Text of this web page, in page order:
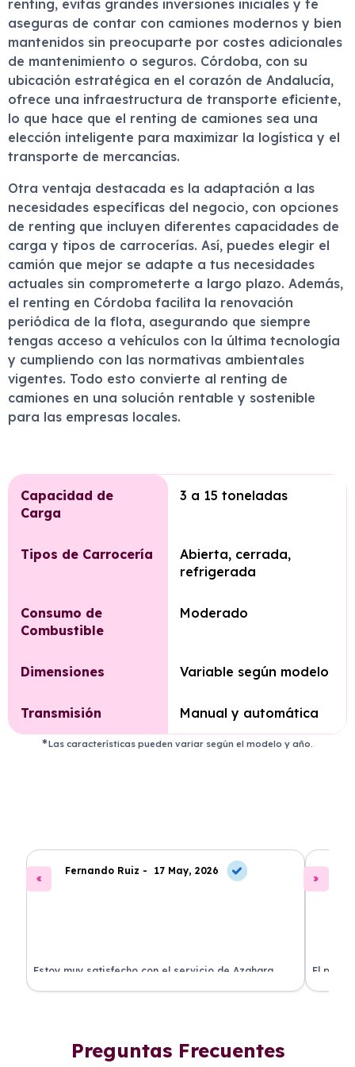
renting, evitas grandes inversiones iniciales y te
aseguras de contar con camiones modernos y bien
mantenidos sin preocuparte por costes adicionales
de mantenimiento o seguros. Córdoba, con su
ubicación estratégica en el corazón de Andalucía,
ofrece una infraestructura de transporte eficiente,
lo que hace que el renting de camiones sea una
elección inteligente para maximizar la logística y el
transporte de mercancías.
Otra ventaja destacada es la adaptación a las
necesidades específicas del negocio, con opciones
de renting que incluyen diferentes capacidades de
carga y tipos de carrocerías. Así, puedes elegir el
camión que mejor se adapte a tus necesidades
actuales sin comprometerte a largo plazo. Además,
el renting en Córdoba facilita la renovación
periódica de la flota, asegurando que siempre
tengas acceso a vehículos con la última tecnología
y cumpliendo con las normativas ambientales
vigentes. Todo esto convierte al renting de
camiones en una solución rentable y sostenible
para las empresas locales.
Capacidad de
Carga
3 a 15 toneladas
Tipos de Carrocería
Abierta, cerrada,
refrigerada
Consumo de
Combustible
Moderado
Dimensiones Variable según modelo
Transmisión Manual y automática
Las características pueden variar según el modelo y año.
Fernando Ruiz - 17 May, 2026
Estoy muy satisfecho con el servicio de Azahara
Renting. El coche está en perfectas condiciones y el
El
llegó
Preguntas Frecuentes